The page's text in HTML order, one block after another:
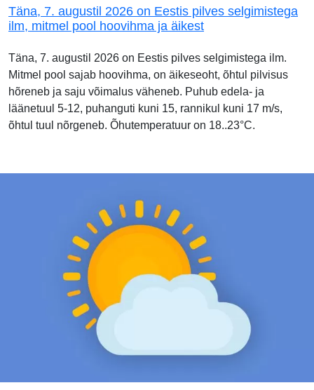
Täna, 7. augustil 2026 on Eestis pilves selgimistega
ilm, mitmel pool hoovihma ja äikest
Täna, 7. augustil 2026 on Eestis pilves selgimistega ilm.
Mitmel pool sajab hoovihma, on äikeseoht, õhtul pilvisus
hõreneb ja saju võimalus väheneb. Puhub edela- ja
läänetuul 5-12, puhanguti kuni 15, rannikul kuni 17 m/s,
õhtul tuul nõrgeneb. Õhutemperatuur on 18..23°C.